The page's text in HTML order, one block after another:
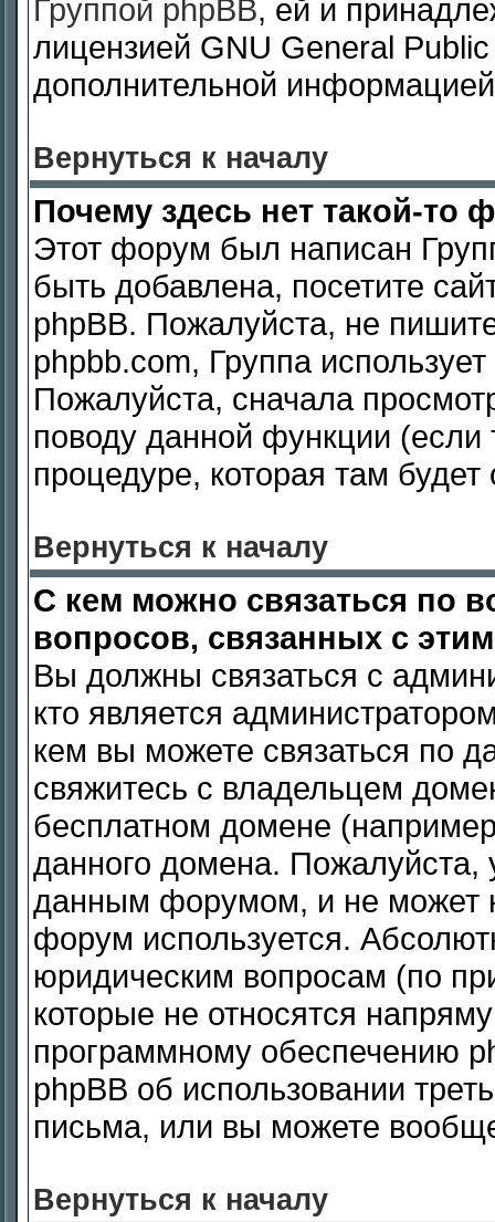
Группой phpBB, ей и
лицензией GNU General
дополнительной
Вернуться к началу
Почему здесь нет такой-то
Этот форум был написан
быть добавлена, посетите
phpBB. Пожалуйста, не
phpbb.com, Группа
Пожалуйста, сначала
поводу данной функции (если
процедуре, которая там будет
Вернуться к началу
С кем можно связаться по
вопросов, связанных с
Вы должны связаться с
кто является
кем вы можете связаться по
свяжитесь с владельцем
бесплатном домене
данного домена. Пожалуйста,
данным форумом, и не может
форум используется.
юридическим вопросам (по
которые не относятся
программному обеспечению
phpBB об использовании
письма, или вы можете
Вернуться к началу